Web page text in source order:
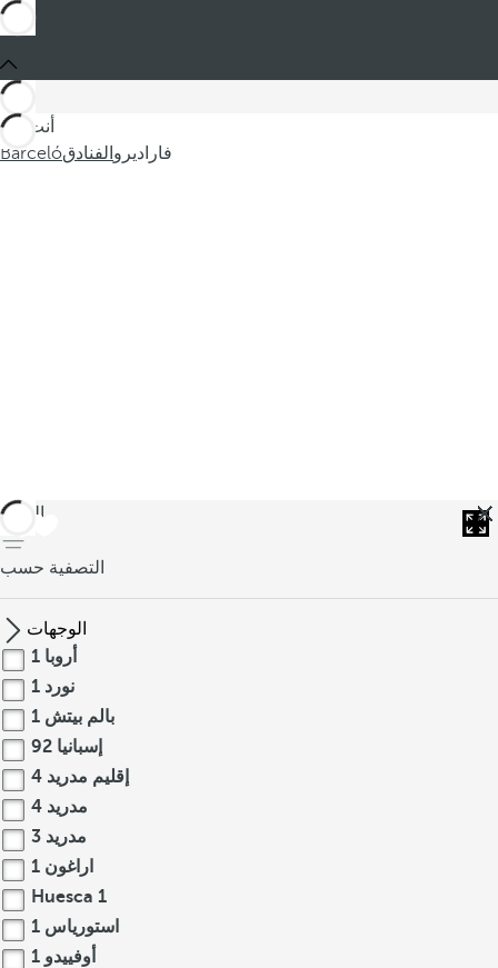
أنت في
Barcelóالفنادق فاراديرو
العودة
التصفية حسب
الوجهات
أروبا 1
نورد 1
بالم بيتش 1
إسبانيا 92
إقليم مدريد 4
مدريد 4
مدريد 3
اراغون 1
Huesca 1
استورياس 1
أوفييدو 1